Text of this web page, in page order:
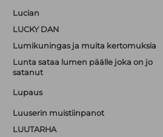
Lucian
LUCKY DAN
Lumikuningas ja muita kertomuksia
Lunta sataa lumen päälle joka on jo
satanut
Lupaus
Luuserin muistiinpanot
LUUTARHA